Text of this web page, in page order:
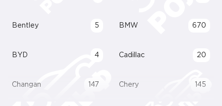
Bentley 5 BMW 670
BYD 4 Cadillac 20
Changan 147 Chery 145